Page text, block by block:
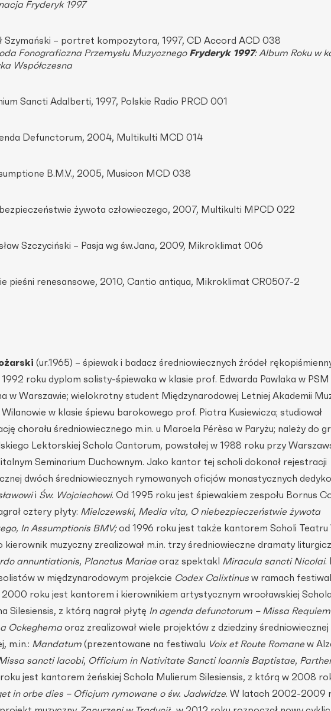
Fryderyk 1997
Szymański – portret kompozytora, 1997, CD Accord ACD 038
Fonograficzna Przemysłu Muzycznego Fryderyk 1997: Album Roku w
Współczesna
Sancti Adalberti, 1997, Polskie Radio PRCD 001
Defunctorum, 2004, Multikulti MCD 014
B.M.V., 2005, Musicon MCD 038
żywota człowieczego, 2007, Multikulti MPCD 022
Szczyciński – Pasja wg św.Jana, 2009, Mikroklimat 006
pieśni renesansowe, 2010, Cantio antiqua, Mikroklimat CR0507-2
(ur.1965) – śpiewak i badacz średniowiecznych źródeł
1992 roku dyplom solisty-śpiewaka w klasie prof. Edwarda Pawlaka w PSM
w Warszawie; wielokrotny student Międzynarodowej Letniej Akademii
Wilanowie w klasie śpiewu barokowego prof. Piotra Kusiewicza; studiował
chorału średniowiecznego m.in. u Marcela Pérèsa w Paryżu; należy do
Lektorskiej Schola Cantorum, powstałej w 1988 roku przy
Seminarium Duchownym. Jako kantor tej scholi dokonał rejestracji
dwóch średniowiecznych rymowanych oficjów monastycznych
i Św. Wojciechowi. Od 1995 roku jest śpiewakiem zespołu Bornus
cztery płyty: Mielczewski, Media vita, O niebezpieczeństwie żywota
In Assumptionis BMV;od 1996 roku jest także kantorem Scholi Teatru
kierownik muzyczny zrealizował m.in. trzy średniowieczne dramaty
annuntiationis, Planctus Mariae oraz spektakl Miracula sancti Nicolai.
w międzynarodowym projekcie Codex Calixtinus w ramach
roku jest kantorem i kierownikiem artystycznym wrocławskiej Schola
Silesiensis, z którą nagrał płytę In agenda defunctorum – Missa Requiem
Ockeghemaoraz zrealizował wiele projektów z dziedziny średniowiecznej
m.in.: Mandatum (prezentowane na festiwalu Voix et Route Romane w
sancti Iacobi, Officium in Nativitate Sancti Ioannis Baptistae,
jest kantorem żeńskiej Schola Mulierum Silesiensis, z którą w 2008
in orbe dies – Oficjum rymowane o św. Jadwidze. W latach 2002-2009